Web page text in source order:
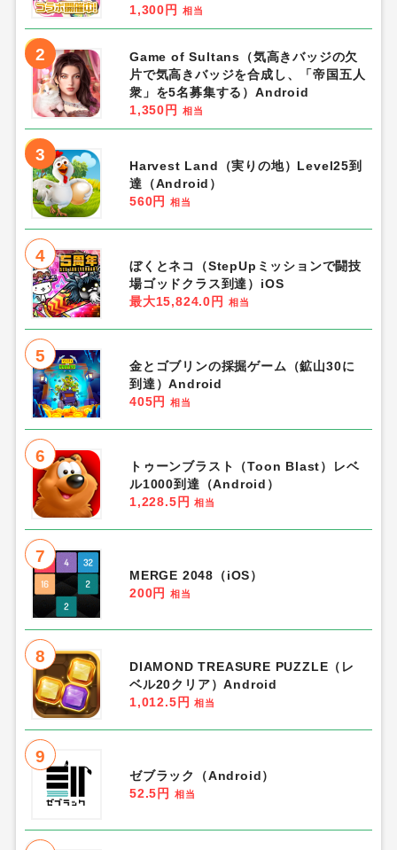
1,300円
相当
2
Game of Sultans（気高きバッジの欠
片で気高きバッジを合成し、「帝国五人
衆」を5名募集する）Android
1,350円
相当
3
Harvest Land（実りの地）Level25到
達（Android）
560円
相当
4
ぼくとネコ（StepUpミッションで闘技
場ゴッドクラス到達）iOS
最大15,824.0円
相当
5
金とゴブリンの採掘ゲーム（鉱山30に
到達）Android
405円
相当
6
トゥーンブラスト（Toon Blast）レベ
ル1000到達（Android）
1,228.5円
相当
7
MERGE 2048（iOS）
200円
相当
8
DIAMOND TREASURE PUZZLE（レ
ベル20クリア）Android
1,012.5円
相当
9
ゼブラック（Android）
52.5円
相当